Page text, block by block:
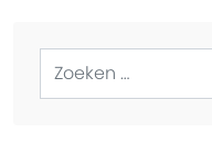
Zoeken